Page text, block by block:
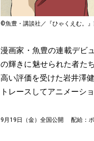
©魚豊・講談社／『ひゃくえむ。
漫画家・魚豊の連載デビ
の輝きに魅せられた者た
高い評価を受けた岩井澤
トレースしてアニメーシ
9月19日（金）全国公開 配給：